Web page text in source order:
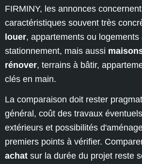
FIRMINY, les annonces
caractéristiques souvent très
louer, appartements ou
stationnement, mais aussi
rénover, terrains à bâtir,
clés en main.
La comparaison doit rester
général, coût des travaux
extérieurs et possibilités
premiers points à vérifier.
achat sur la durée du projet reste